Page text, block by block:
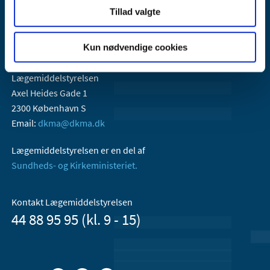
Tillad valgte
Kun nødvendige cookies
Lægemiddelstyrelsen
Axel Heides Gade 1
2300 København S
Email: dkma@dkma.dk
Lægemiddelstyrelsen er en del af
Sundheds- og Kirkeministeriet.
Kontakt Lægemiddelstyrelsen
44 88 95 95 (kl. 9 - 15)